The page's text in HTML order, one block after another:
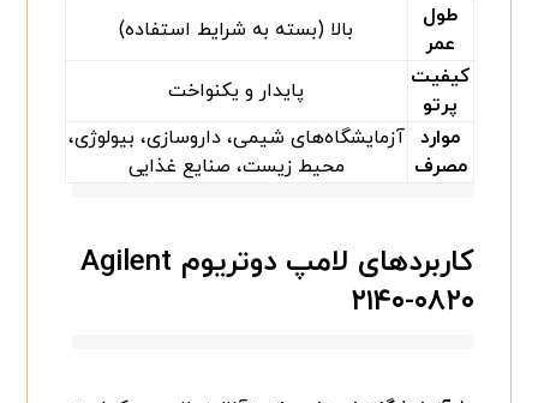
طول
عمر
بالا (بسته به شرایط استفاده)
کیفیت
پرتو
پایدار و یکنواخت
موارد
مصرف
آزمایشگاه‌های شیمی، داروسازی، بیولوژی،
محیط زیست، صنایع غذایی
کاربردهای لامپ دوتریوم Agilent
۲۱۴۰-۰۸۲۰